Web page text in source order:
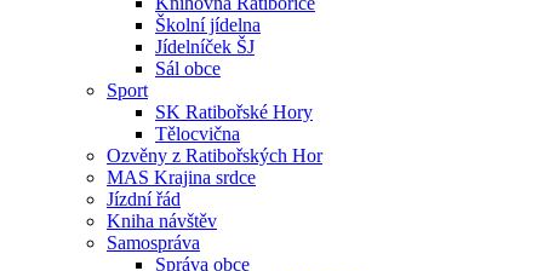
Školní jídelna
Jídelníček ŠJ
Sál obce
Sport
SK Ratibořské Hory
Tělocvična
Ozvěny z Ratibořských Hor
MAS Krajina srdce
Jízdní řád
Kniha návštěv
Samospráva
Správa obce